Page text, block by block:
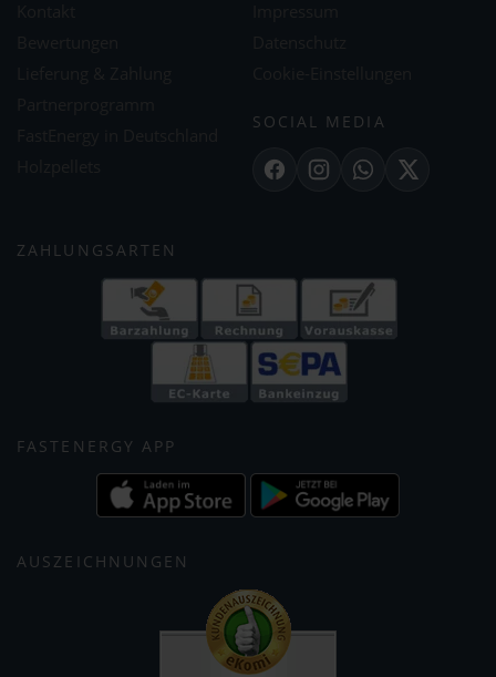
SOCIAL MEDIA
FacebookInstagramWhatsApp
X
ZAHLUNGSARTEN
FASTENERGY APP
AUSZEICHNUNGEN